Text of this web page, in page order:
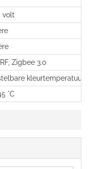
volt
Zigbee 3.0
°C